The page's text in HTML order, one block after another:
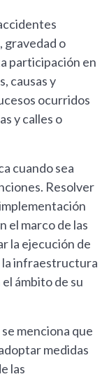
gravedad o
participación en
causas y
ocurridos
y calles o
cuando sea
Resolver
el marco de las
la ejecución de
la infraestructura
ámbito de su
menciona que
medidas
las